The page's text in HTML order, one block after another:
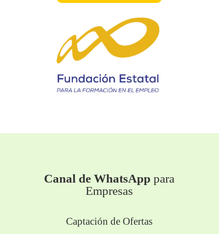
Canal de WhatsApp para
Empresas
Captación de Ofertas